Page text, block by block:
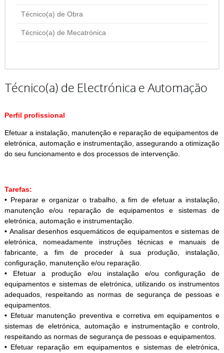
Técnico(a) de Obra
Técnico(a) de Mecatrónica
Técnico(a) de Electrónica e Automação
Perfil profissional
Efetuar a instalação, manutenção e reparação de equipamentos de
eletrónica, automação e instrumentação, assegurando a otimização
do seu funcionamento e dos processos de intervenção.
Tarefas:
• Preparar e organizar o trabalho, a fim de efetuar a instalação,
manutenção e/ou reparação de equipamentos e sistemas de
eletrónica, automação e instrumentação.
• Analisar desenhos esquemáticos de equipamentos e sistemas de
eletrónica, nomeadamente instruções técnicas e manuais de
fabricante, a fim de proceder à sua produção, instalação,
configuração, manutenção e/ou reparação.
• Efetuar a produção e/ou instalação e/ou configuração de
equipamentos e sistemas de eletrónica, utilizando os instrumentos
adequados, respeitando as normas de segurança de pessoas e
equipamentos.
• Efetuar manutenção preventiva e corretiva em equipamentos e
sistemas de eletrónica, automação e instrumentação e controlo,
respeitando as normas de segurança de pessoas e equipamentos.
• Efetuar reparação em equipamentos e sistemas de eletrónica,